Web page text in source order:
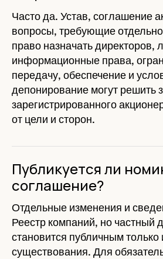
Часто да. Устав, соглашение
вопросы, требующие
право назначать директоров,
информационные права,
передачу, обеспечение и
депонирование могут решить
зарегистрированного
от цели и сторон.
Публикуется ли
соглашение?
Отдельные изменения и
Реестр компаний, но частный
становится публичным только
существования. Для